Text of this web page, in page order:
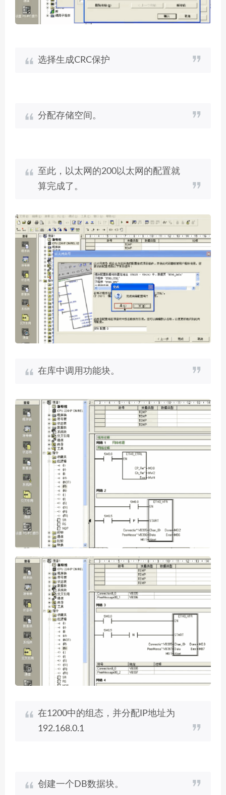
选择生成CRC保护
分配存储空间。
至此，以太网的200以太网的配置就
算完成了。
在库中调用功能块。
在1200中的组态，并分配IP地址为
192.168.0.1
创建一个DB数据块。